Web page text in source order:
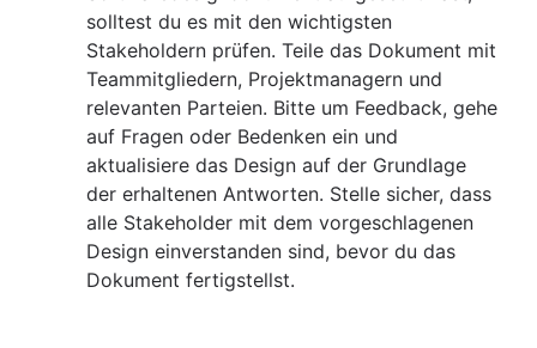
solltest du es mit den wichtigsten
Stakeholdern prüfen. Teile das Dokument mit
Teammitgliedern, Projektmanagern und
relevanten Parteien. Bitte um Feedback, gehe
auf Fragen oder Bedenken ein und
aktualisiere das Design auf der Grundlage
der erhaltenen Antworten. Stelle sicher, dass
alle Stakeholder mit dem vorgeschlagenen
Design einverstanden sind, bevor du das
Dokument fertigstellst.